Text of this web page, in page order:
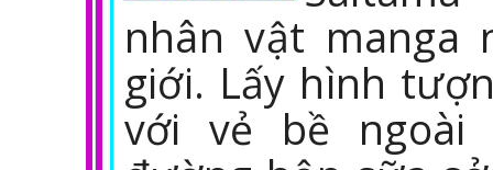
nhân vật
giới. Lấy hình
với vẻ bề ngoài